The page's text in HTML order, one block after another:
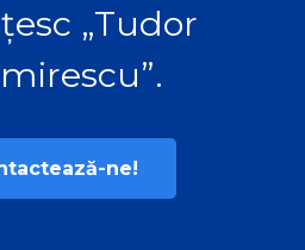
„Tudor
ne!